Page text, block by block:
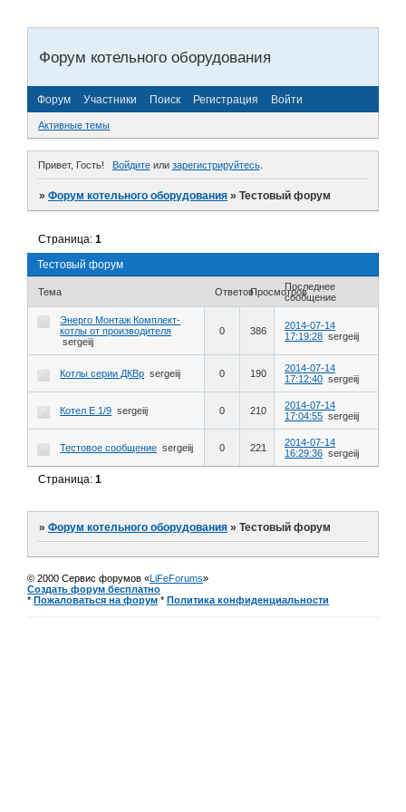
Форум котельного оборудования
Форум Участники Поиск Регистрация Войти
Активные темы
Привет, Гость! Войдитеили зарегистрируйтесь.
»Форум котельного оборудования »Тестовый форум
Тестовый форум
Страница:1
Тема ОтветовПросмотровПоследнее
сообщение
Энерго Монтаж Комплект-
котлы от производителя
sergeiij
0 386
2014-07-14
17:19:28 sergeiij
Котлы серии ДКВр sergeiij 0 190
2014-07-14
17:12:40 sergeiij
Котел Е 1/9 sergeiij 0 210
2014-07-14
17:04:55 sergeiij
Тестовое сообщение sergeiij 0 221
2014-07-14
16:29:36 sergeiij
Страница:1
»Форум котельного оборудования »Тестовый форум
© 2000 Сервис форумов «LiFeForums»
Создать форум бесплатно
* Пожаловаться на форум * Политика конфиденциальности